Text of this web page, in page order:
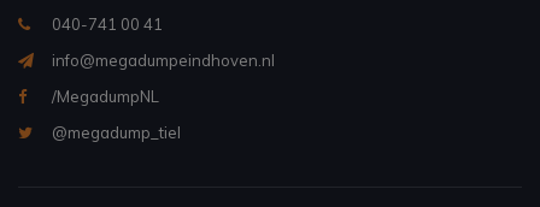
040-741 00 41
info@megadumpeindhoven.nl
/MegadumpNL
@megadump_tiel